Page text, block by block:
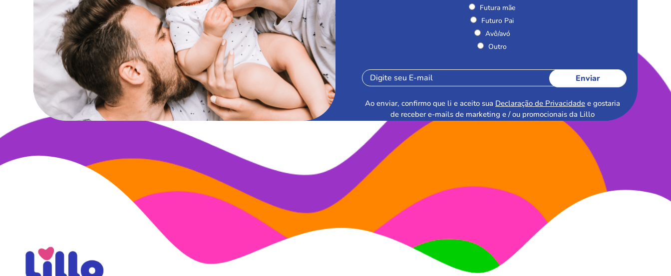
Futura mãe
Futuro Pai
Avô/avó
Outro
Enviar
Ao enviar, confirmo que li e aceito sua Declaração de Privacidade e gostaria
de receber e-mails de marketing e / ou promocionais da Lillo